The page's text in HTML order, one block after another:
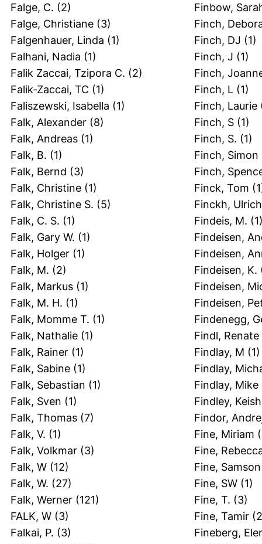
Falge, C. (2)
Falge, Christiane (3)
Falgenhauer, Linda (1)
Falhani, Nadia (1)
Falik Zaccai, Tzipora C. (2)
Falik‐Zaccai, TC (1)
Faliszewski, Isabella (1)
Falk, Alexander (8)
Falk, Andreas (1)
Falk, B. (1)
Falk, Bernd (3)
Falk, Christine (1)
Falk, Christine S. (5)
Falk, C. S. (1)
Falk, Gary W. (1)
Falk, Holger (1)
Falk, M. (2)
Falk, Markus (1)
Falk, M. H. (1)
Falk, Momme T. (1)
Falk, Nathalie (1)
Falk, Rainer (1)
Falk, Sabine (1)
Falk, Sebastian (1)
Falk, Sven (1)
Falk, Thomas (7)
Falk, V. (1)
Falk, Volkmar (3)
Falk, W (12)
Falk, W. (27)
Falk, Werner (121)
FALK, W (3)
Falkai, P. (3)
Finbow,
Finch,
Finch, DJ (1)
Finch, J (1)
Finch,
Finch, L (1)
Finch, Laurie
Finch, S (1)
Finch, S. (1)
Finch, Simon
Finch,
Finck, Tom
Finckh, Ulrich
Findeis, M.
Findeisen,
Findeisen,
Findeisen, K.
Findeisen,
Findeisen,
Findenegg,
Findl, Renate
Findlay, M (1)
Findlay,
Findlay, Mike
Findley,
Findor,
Fine, Miriam
Fine,
Fine, Samson
Fine, SW (1)
Fine, T. (3)
Fine, Tamir
Fineberg,